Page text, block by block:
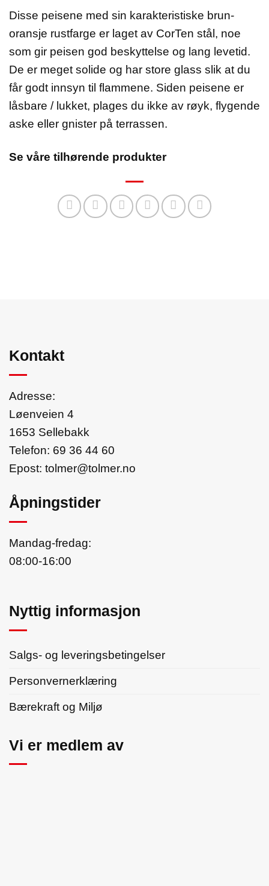
Disse peisene med sin karakteristiske brun-
oransje rustfarge er laget av CorTen stål, noe
som gir peisen god beskyttelse og lang levetid.
De er meget solide og har store glass slik at du
får godt innsyn til flammene. Siden peisene er
låsbare / lukket, plages du ikke av røyk, flygende
aske eller gnister på terrassen.
Se våre tilhørende produkter
Kontakt
Adresse:
Løenveien 4
1653 Sellebakk
Telefon: 69 36 44 60
Epost: tolmer@tolmer.no
Åpningstider
Mandag-fredag:
08:00-16:00
Nyttig informasjon
Salgs- og leveringsbetingelser
Personvernerklæring
Bærekraft og Miljø
Vi er medlem av